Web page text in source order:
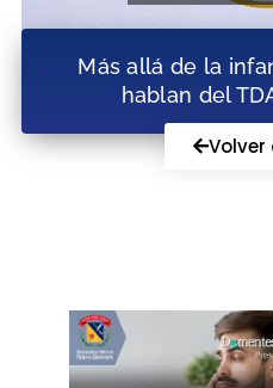
Más allá de la
hablan del
Volver